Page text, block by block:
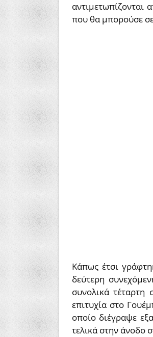
που θα μπορούσε
Κάπως έτσι
δεύτερη
συνολικά τέταρτη
επιτυχία στο
οποίο διέγραψε
τελικά στην άνοδο